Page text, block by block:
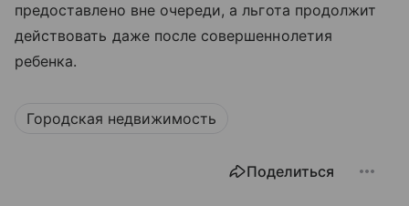
предоставлено вне очереди, а льгота продолжит
действовать даже после совершеннолетия
ребенка.
Городская недвижимость
Поделиться